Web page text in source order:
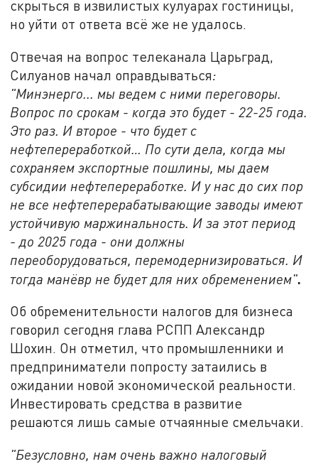
скрыться в извилистых кулуарах гостиницы,
но уйти от ответа всё же не удалось.
Отвечая на вопрос телеканала Царьград,
Силуанов начал оправдываться:
"Минэнерго... мы ведем с ними переговоры.
Вопрос по срокам - когда это будет - 22-25 года.
Это раз. И второе - что будет с
нефтепереработкой… По сути дела, когда мы
сохраняем экспортные пошлины, мы даем
субсидии нефтепереработке. И у нас до сих пор
не все нефтеперерабатывающие заводы имеют
устойчивую маржинальность. И за этот период
- до 2025 года - они должны
переоборудоваться, перемодернизироваться. И
тогда манёвр не будет для них обременением".
Об обременительности налогов для бизнеса
говорил сегодня глава РСПП Александр
Шохин. Он отметил, что промышленники и
предприниматели попросту затаились в
ожидании новой экономической реальности.
Инвестировать средства в развитие
решаются лишь самые отчаянные смельчаки.
"Безусловно, нам очень важно налоговый